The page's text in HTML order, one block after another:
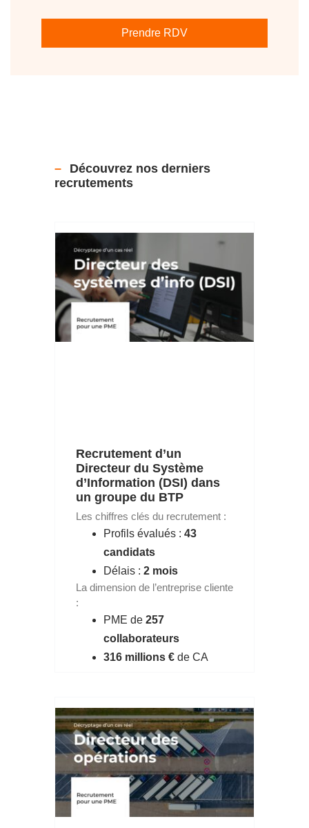
Prendre RDV
Découvrez nos derniers
recrutements
Recrutement d’un
Directeur du Système
d’Information (DSI) dans
un groupe du BTP
Les chiffres clés du recrutement :
Profils évalués : 43
candidats
Délais : 2 mois
La dimension de l’entreprise cliente
:
PME de 257
collaborateurs
316 millions € de CA